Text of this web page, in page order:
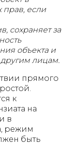
прав, если
сохраняет за
объекта и
лицам.
прямого
к
на
в
режим
быть